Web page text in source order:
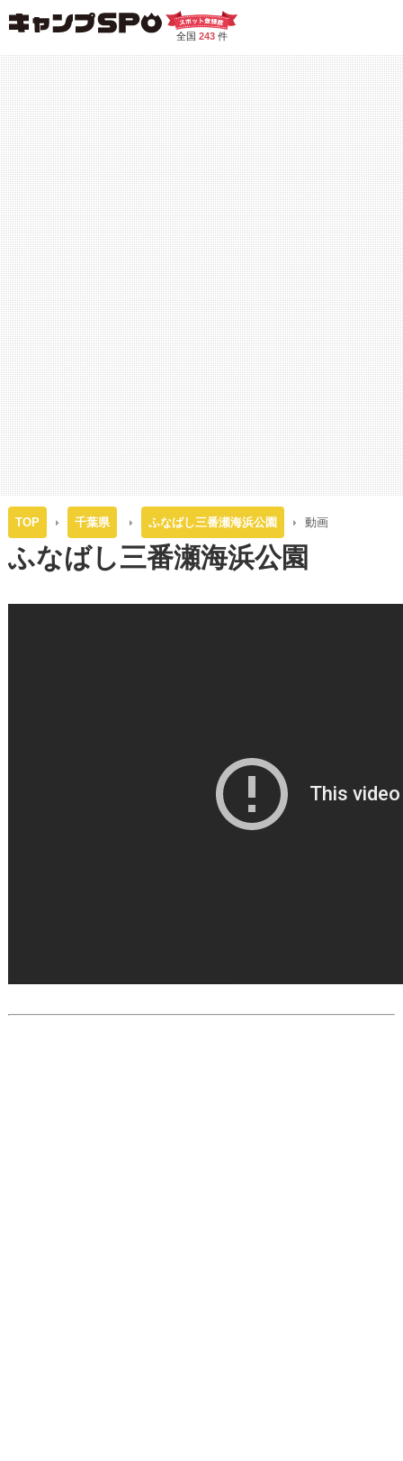
全国 243件
TOP 千葉県 ふなばし三番瀬海浜公園 動画
ふなばし三番瀬海浜公園